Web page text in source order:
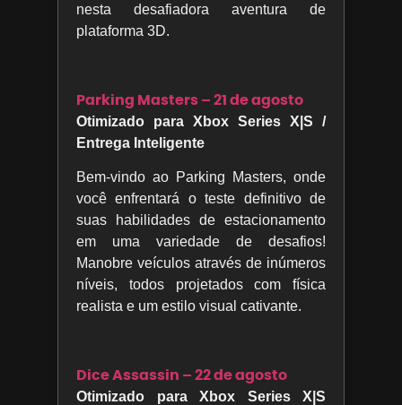
nesta desafiadora aventura de
plataforma 3D.
Parking Masters – 21 de agosto
Otimizado para Xbox Series X|S /
Entrega Inteligente
Bem-vindo ao Parking Masters, onde
você enfrentará o teste definitivo de
suas habilidades de estacionamento
em uma variedade de desafios!
Manobre veículos através de inúmeros
níveis, todos projetados com física
realista e um estilo visual cativante.
Dice Assassin – 22 de agosto
Otimizado para Xbox Series X|S